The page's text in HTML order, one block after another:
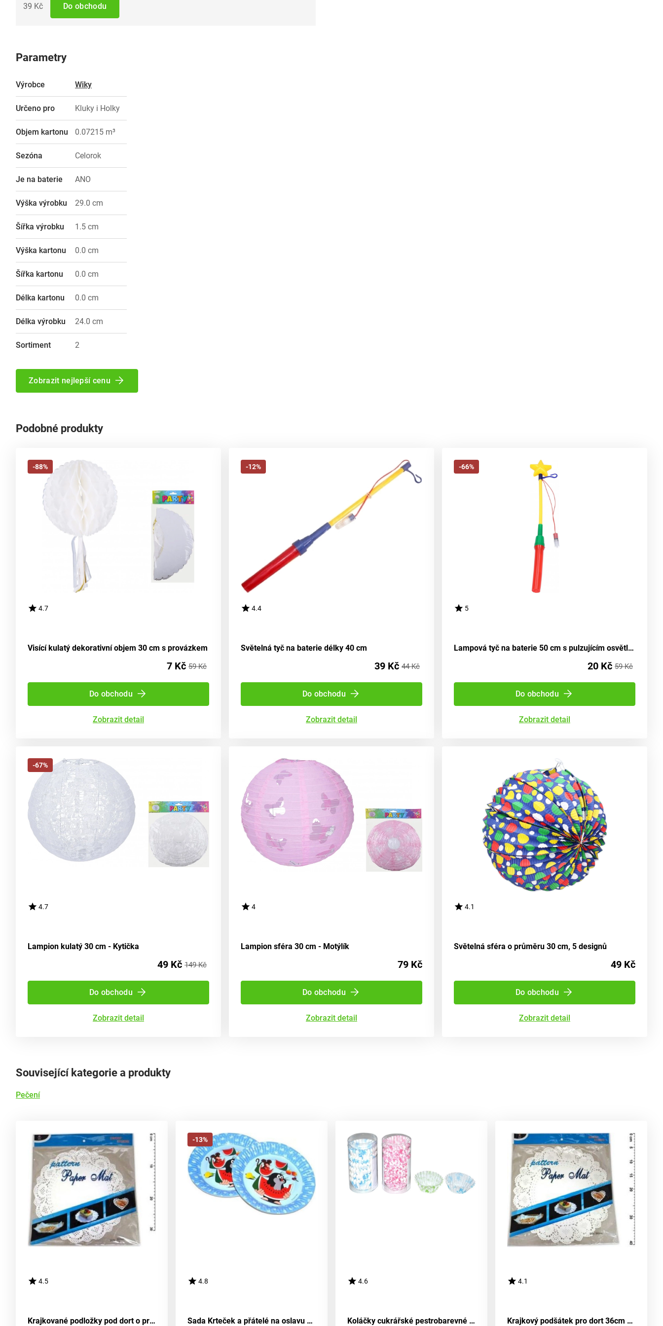
39 Kč Do obchodu
Parametry
Výrobce Wiky
Určeno pro Kluky i Holky
Objem kartonu 0.07215 m³
Sezóna Celorok
Je na baterie ANO
Výška výrobku 29.0 cm
Šířka výrobku 1.5 cm
Výška kartonu 0.0 cm
Šířka kartonu 0.0 cm
Délka kartonu 0.0 cm
Délka výrobku 24.0 cm
Sortiment 2
Zobrazit nejlepší cenu
Podobné produkty
-88%
4.7
Visící kulatý dekorativní objem 30 cm s provázkem
7 Kč 59 Kč
Do obchodu
Zobrazit detail
-12%
4.4
Světelná tyč na baterie délky 40 cm
39 Kč 44 Kč
Do obchodu
Zobrazit detail
-66%
5
Lampová tyč na baterie 50 cm s pulzujícím osvětlením
20 Kč 59 Kč
Do obchodu
Zobrazit detail
-67%
4.7
Lampion kulatý 30 cm - Kytička
49 Kč 149 Kč
Do obchodu
Zobrazit detail
4
Lampion sféra 30 cm - Motýlík
79 Kč
Do obchodu
Zobrazit detail
4.1
Světelná sféra o průměru 30 cm, 5 designů
49 Kč
Do obchodu
Zobrazit detail
Související kategorie a produkty
Pečení
4.5
Krajkované podložky pod dort o průměru 29 cm, balení 8 kusů
-13%
4.8
Sada Krteček a přátelé na oslavu 6 kusů, průměr 18 cm
4.6
Koláčky cukrářské pestrobarevné 6 cm (pr.3 cm, v.1,5 cm) - 200 kousků
4.1
Krajkový podšátek pro dort 36cm 8 kusů